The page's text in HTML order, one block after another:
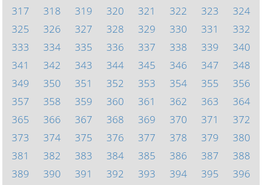
317
318 319 320 321 322 323
324
325
326 327 328 329 330 331
332
333
334 335 336 337 338 339
340
341
342 343 344 345 346 347
348
349
350 351 352 353 354 355
356
357
358 359 360 361 362 363
364
365
366 367 368 369 370 371
372
373
374 375 376 377 378 379
380
381
382 383 384 385 386 387
388
389
390 391 392 393 394 395 396